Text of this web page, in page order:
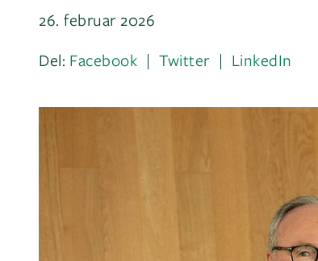
26. februar 2026
Del: Facebook Twitter LinkedIn